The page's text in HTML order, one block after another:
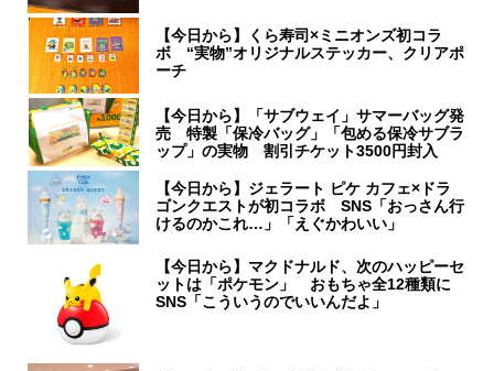
【今日から】くら寿司×ミニオンズ初コラ
ボ “実物”オリジナルステッカー、クリアポ
ーチ
【今日から】「サブウェイ」サマーバッグ発
売 特製「保冷バッグ」「包める保冷サブラ
ップ」の実物 割引チケット3500円封入
【今日から】ジェラート ピケ カフェ×ドラ
ゴンクエストが初コラボ SNS「おっさん行
けるのかこれ…」「えぐかわいい」
【今日から】マクドナルド、次のハッピーセ
ットは「ポケモン」 おもちゃ全12種類に
SNS「こういうのでいいんだよ」